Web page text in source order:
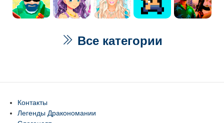
Все категории
Контакты
Легенды Дракономании